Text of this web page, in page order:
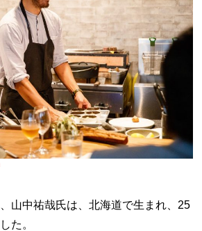
山中祐哉氏は、北海道で生まれ、25
た。